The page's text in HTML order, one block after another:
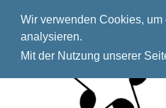
Wir verwenden Cookies,
analysieren.
Mit der Nutzung unserer